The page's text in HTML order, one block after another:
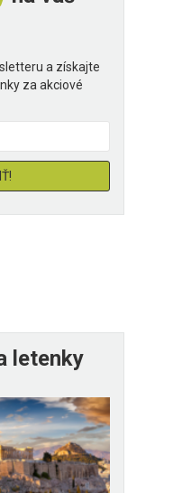
a získajte
za akciové
letenky